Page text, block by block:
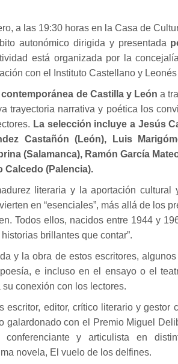
a las 19:30 horas en la Casa de
autonómico dirigida y presentada
está organizada por la
con el Instituto Castellano y
de Castilla y León a
trayectoria narrativa y poética los
La selección incluye a Jesús
Castañón (León), Luis
(Salamanca), Ramón García
Calcedo (Palencia).
literaria y la aportación cultural
en “esenciales”, más allá de los
Todos ellos, nacidos entre 1944 y
brillantes que contar”.
y la obra de estos escritores,
e incluso en el ensayo o el
conexión con los lectores.
editor, crítico literario y gestor
galardonado con el Premio Miguel
y articulista en
novela, El vuelo de los delfines.